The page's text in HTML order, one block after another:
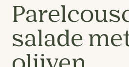
salade